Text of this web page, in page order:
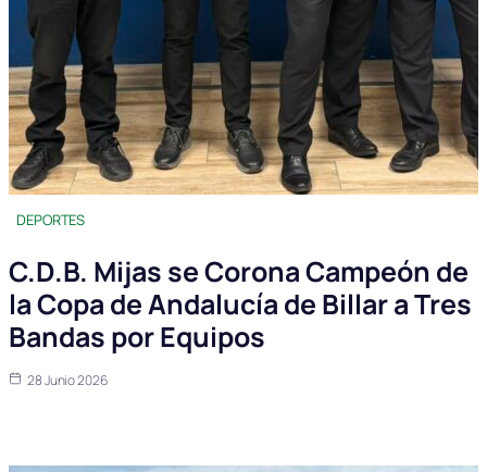
DEPORTES
C.D.B. Mijas se Corona Campeón de
la Copa de Andalucía de Billar a Tres
Bandas por Equipos
28 Junio 2026